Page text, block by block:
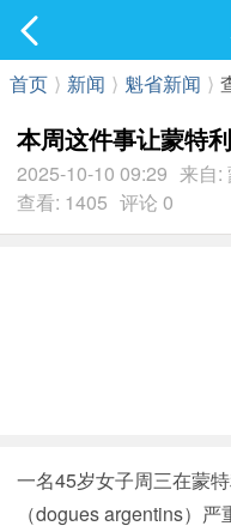
首页 ⟩ 新闻 ⟩ 魁省新闻 ⟩
本周这件事让蒙特
2025-10-10 09:29 来自:
查看: 1405 评论 0
一名45岁女子周三在蒙
（dogues argentins）